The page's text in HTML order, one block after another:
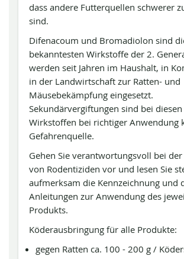
dass andere Futterquellen schwerer
sind.
Difenacoum und Bromadiolon sind
bekanntesten Wirkstoffe der 2.
werden seit Jahren im Haushalt, in
in der Landwirtschaft zur Ratten- und
Mäusebekämpfung eingesetzt.
Sekundärvergiftungen sind bei
Wirkstoffen bei richtiger Anwendung
Gefahrenquelle.
Gehen Sie verantwortungsvoll bei
von Rodentiziden vor und lesen Sie
aufmerksam die Kennzeichnung und
Anleitungen zur Anwendung des
Produkts.
Köderausbringung für alle Produkte:
gegen Ratten ca. 100 - 200 g /